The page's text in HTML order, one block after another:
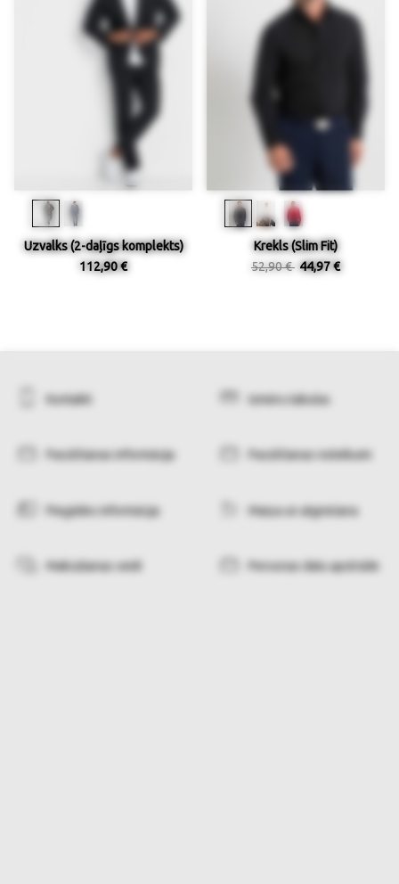
Uzvalks (2-daļīgs komplekts)
112,90 €
Krekls (Slim Fit)
52,90 € 44,97 €
Kontakti Izmēru tabulas
Pasūtīšanas informācija Pasūtīšanas noteikumi
Piegādes informācija Maiņa un atgriešana
Maksāšanas veidi Personas datu apstrāde